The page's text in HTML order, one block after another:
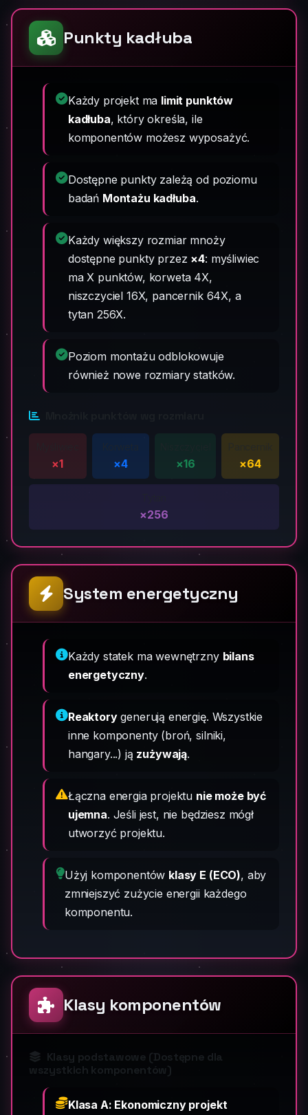
Punkty kadłuba
Każdy projekt ma limit punktów
kadłuba, który określa, ile
komponentów możesz wyposażyć.
Dostępne punkty zależą od poziomu
badań Montażu kadłuba.
Każdy większy rozmiar mnoży
dostępne punkty przez ×4: myśliwiec
ma X punktów, korweta 4X,
niszczyciel 16X, pancernik 64X, a
tytan 256X.
Poziom montażu odblokowuje
również nowe rozmiary statków.
×1 ×4 ×16 ×64
×256
System energetyczny
Każdy statek ma wewnętrzny bilans
energetyczny.
Reaktorygenerują energię. Wszystkie
inne komponenty (broń, silniki,
hangary...) ją zużywają.
Łączna energia projektu nie może być
ujemna. Jeśli jest, nie będziesz mógł
utworzyć projektu.
Użyj komponentów klasy E (ECO), aby
zmniejszyć zużycie energii każdego
komponentu.
Klasy komponentów
Klasy podstawowe (Dostępne dla
wszystkich komponentów)
Klasa A: Ekonomiczny projekt